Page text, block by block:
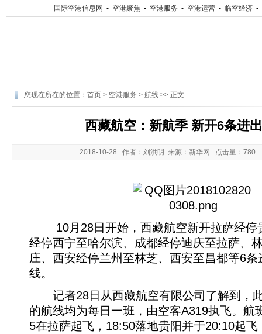
国际空港信息网 - 空港聚焦 - 空港服务 - 空港运营 - 临空经济 -
您现在所在的位置： 首页 > 空港服务 > 航线 >> 正文
西藏航空：新航季 新开6条进
2018-10-28 作者：刘洪明 来源：新华网 点击量： 780
10月28日开始，西藏航空新开拉萨经停
经停西宁至哈尔滨、成都经停迪庆至拉萨、
庄、西安经停兰州至林芝、西安至昌都等6
线。
记者28日从西藏航空有限公司了解到，
的航线均为每日一班，由空客A319执飞。航
5在拉萨起飞，18:50落地贵阳并于20:10起